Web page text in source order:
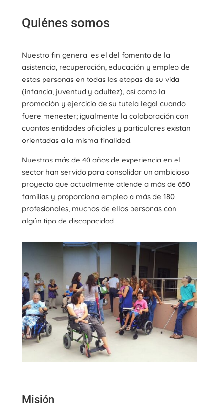
Quiénes somos
Nuestro fin general es el del fomento de la
asistencia, recuperación, educación y empleo de
estas personas en todas las etapas de su vida
(infancia, juventud y adultez), así como la
promoción y ejercicio de su tutela legal cuando
fuere menester; igualmente la colaboración con
cuantas entidades oficiales y particulares existan
orientadas a la misma finalidad.
Nuestros más de 40 años de experiencia en el
sector han servido para consolidar un ambicioso
proyecto que actualmente atiende a más de 650
familias y proporciona empleo a más de 180
profesionales, muchos de ellos personas con
algún tipo de discapacidad.
Misión